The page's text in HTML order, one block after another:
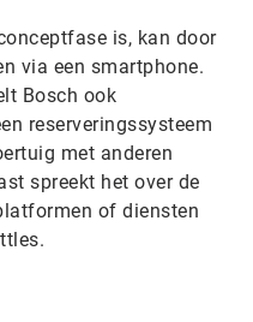
is, kan door
via een smartphone.
Bosch ook
reserveringssysteem
met anderen
spreekt het over de
of diensten